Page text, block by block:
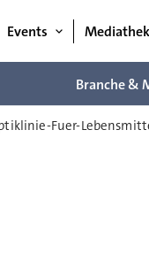
Events Mediathek
Branche &
Fuer-